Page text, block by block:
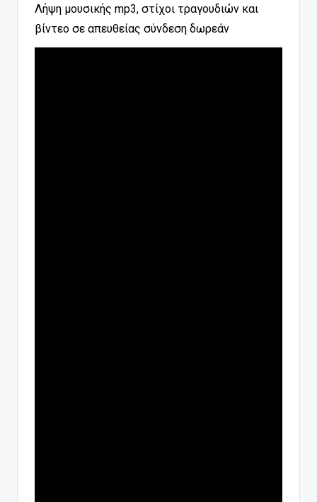
Λήψη μουσικής mp3, στίχοι τραγουδιών και
βίντεο σε απευθείας σύνδεση δωρεάν